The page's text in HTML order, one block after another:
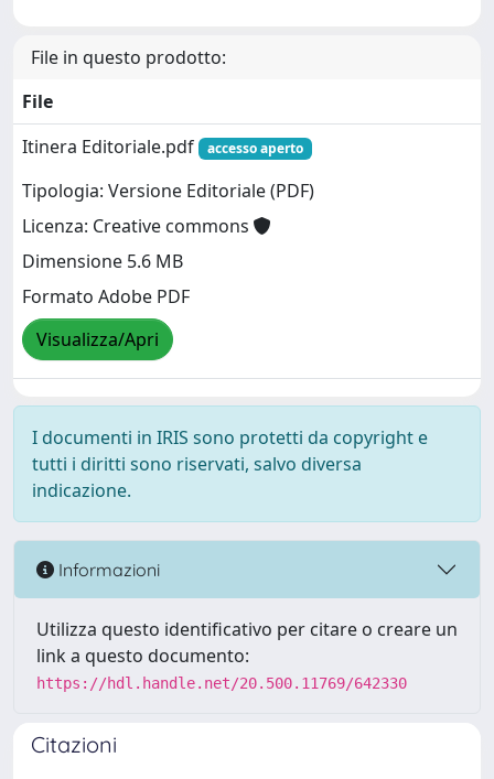
File in questo prodotto:
File
Itinera Editoriale.pdf
accesso aperto
Tipologia: Versione Editoriale (PDF)
Licenza: Creative commons
Dimensione 5.6 MB
Formato Adobe PDF
Visualizza/Apri
I documenti in IRIS sono protetti da copyright e
tutti i diritti sono riservati, salvo diversa
indicazione.
Informazioni
Utilizza questo identificativo per citare o creare un
link a questo documento:
https://hdl.handle.net/20.500.11769/642330
Citazioni